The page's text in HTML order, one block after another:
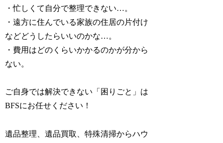
・忙しくて 自分で整理できない…。
・遠方に住んでいる家族の住居の片付け
などどうしたらいいのかな…。
・ 費用はどのくらいかかるのかが分から
ない。
ご自身では解決できない「困りごと」は
BFSにお任せください！
遺品整理、遺品買取、特殊清掃からハウ